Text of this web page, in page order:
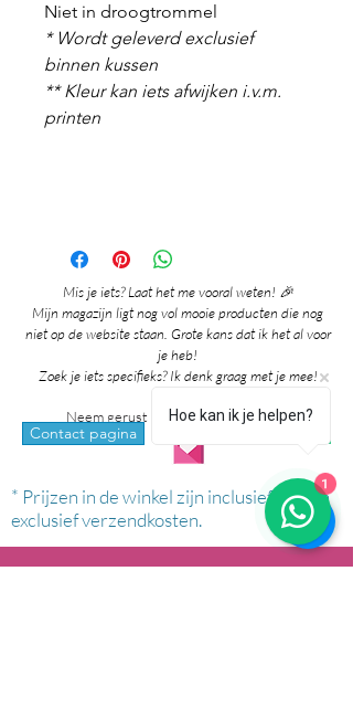
Niet in droogtrommel
* Wordt geleverd exclusief
binnen kussen
** Kleur kan iets afwijken i.v.m.
printen
Mis je iets? Laat het me vooral weten! 🎉
Mijn magazijn ligt nog vol mooie producten die nog
niet op de website staan. Grote kans dat ik het al voor
je heb!
Zoek je iets specifieks? Ik denk graag met je mee!
Neem gerust contact met me op via:
Contact pagina
* Prijzen in de winkel zijn inclusief btw en
exclusief verzendkosten.
Hoe kan ik je helpen?
1